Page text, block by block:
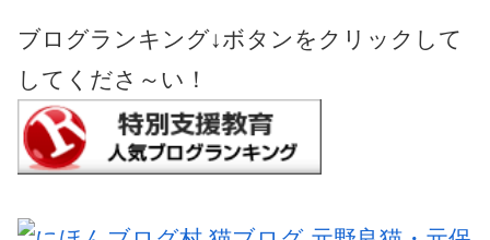
ブログランキング↓ボタンをクリックして
してくださ～い！